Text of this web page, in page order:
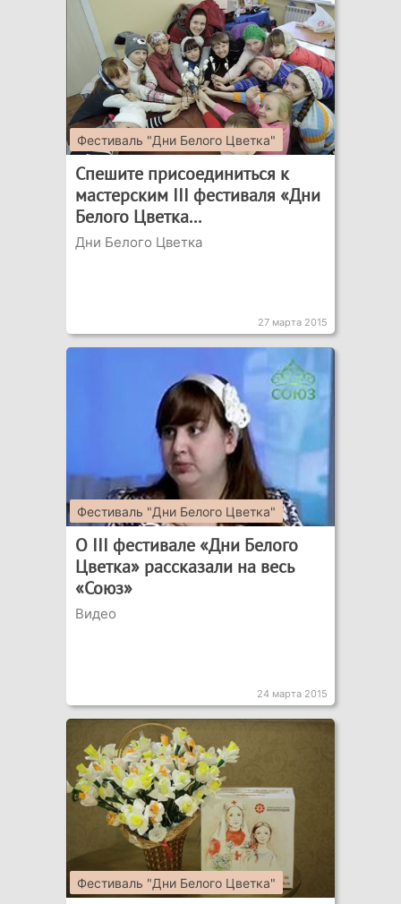
Фестиваль "Дни Белого Цветка"
Спешите присоединиться к
мастерским III фестиваля «Дни
Белого Цветка...
Дни Белого Цветка
27 марта 2015
Фестиваль "Дни Белого Цветка"
О III фестивале «Дни Белого
Цветка» рассказали на весь
«Союз»
Видео
24 марта 2015
Фестиваль "Дни Белого Цветка"